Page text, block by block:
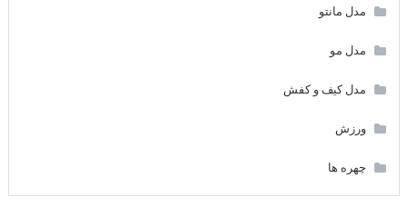
مدل مانتو
مدل مو
مدل کیف و کفش
ورزش
چهره ها